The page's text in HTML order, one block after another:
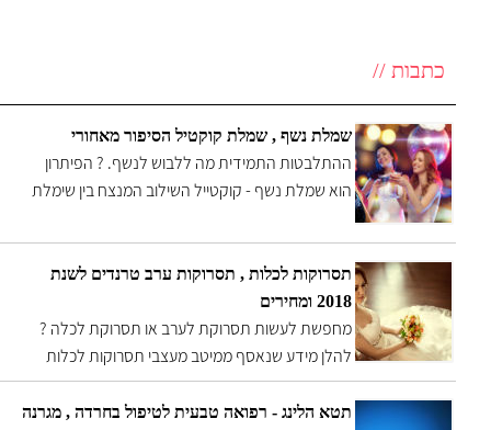
כתבות //
שמלת נשף , שמלת קוקטיל הסיפור מאחורי
ההתלבטות התמידית מה ללבוש לנשף. ? הפיתרון
הוא שמלת נשף - קוקטייל השילוב המנצח בין שימלת
מהממת מבלי לגלות את המחיר האמיתי
תסרוקות לכלות , תסרוקות ערב טרנדים לשנת
2018 ומחירים
מחפשת לעשות תסרוקת לערב או תסרוקת לכלה ?
להלן מידע שנאסף ממיטב מעצבי תסרוקות לכלות
וערב , קבלו את טרנדים לשנת 2018
תטא הלינג - רפואה טבעית לטיפול בחרדה , מגרנה